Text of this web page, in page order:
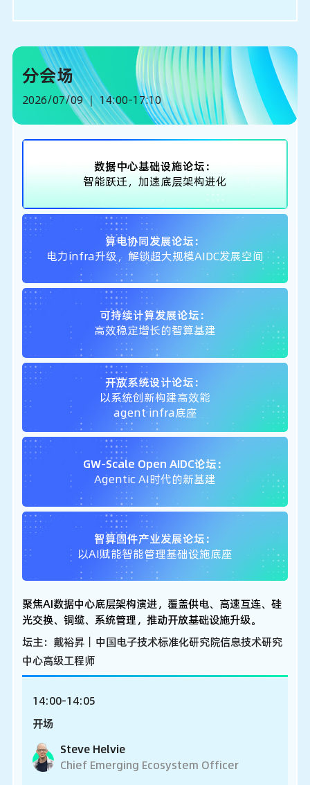
分会场
2026/07/09 ｜ 14:00-17:10
数据中心基础设施论坛：
智能跃迁，加速底层架构进化
算电协同发展论坛：
电力infra升级，解锁超大规模AIDC发展空间
可持续计算发展论坛：
高效稳定增长的智算基建
开放系统设计论坛：
以系统创新构建高效能
agent infra底座
GW-Scale Open AIDC论坛：
Agentic AI时代的新基建
智算固件产业发展论坛：
以AI赋能智能管理基础设施底座
聚焦AI数据中心底层架构演进，覆盖供电、高速互连、硅
光交换、铜缆、系统管理，推动开放基础设施升级。
坛主：戴裕昇丨中国电子技术标准化研究院信息技术研究
中心高级工程师
14:00-14:05
开场
Steve Helvie
Chief Emerging Ecosystem Officer